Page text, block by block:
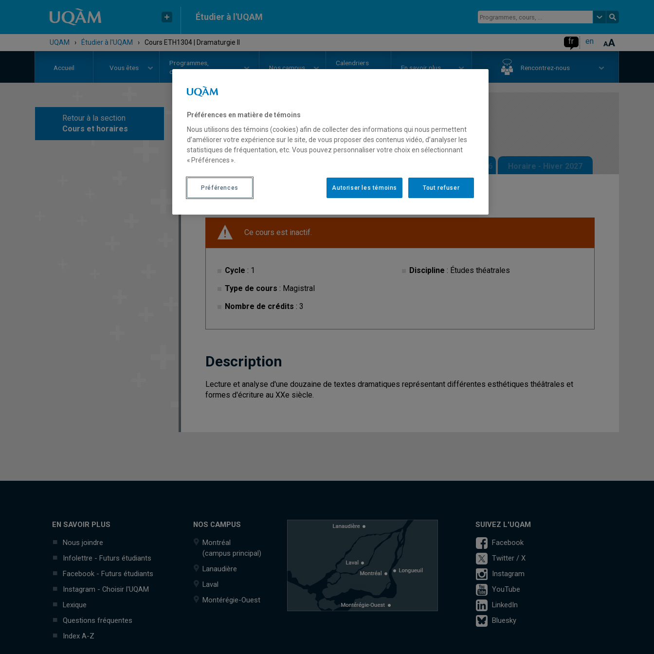
Étudier à l'UQAM
UQAM › Étudier à l'UQAM › Cours ETH1304 | Dramaturgie II fr en
Accueil Vous êtes
Programmes,
cours et admission
Noscampus
Calendriers
universitaires
En savoir plus Rencontrez-nous
Retour à la section
Cours et horaires
COURS// ETH1304-Dramaturgie II
Horaire - Automne 2026 Horaire - Hiver 2027
Ce cours est inactif.
Cycle : 1
Type de cours : Magistral
Nombre de crédits : 3
Discipline : Études théatrales
Description
Lecture et analyse d'une douzaine de textes dramatiques représentant différentes esthétiques théâtrales et
formes d'écriture au XXe siècle.
EN SAVOIR PLUS
Nous joindre
Infolettre - Futurs étudiants
Facebook - Futurs étudiants
Instagram - Choisir l'UQAM
Lexique
Questions fréquentes
Index A-Z
NOS CAMPUS
Montréal
(campus principal)
Lanaudière
Laval
Montérégie-Ouest
SUIVEZ L'UQAM
Facebook
Twitter / X
Instagram
YouTube
LinkedIn
Bluesky
Préférences en matière de témoins
Nous utilisons des témoins (cookies) afin de collecter des informations qui nous permettent
d’améliorer votre expérience sur le site, de vous proposer des contenus vidéo, d’analyser les
statistiques de fréquentation, etc. Vous pouvez personnaliser votre choix en sélectionnant
« Préférences ».
Tout refuser
Autoriser les témoins
Préférences